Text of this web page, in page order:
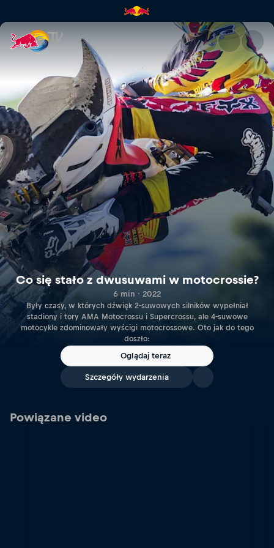
Co się stało z dwusuwami
Co się stało z dwusuwami w motocrossie?
6 min · 2022
Były czasy, w których dźwięk 2-suwowych silników wypełniał
stadiony i tory AMA Motocrossu i Supercrossu, ale 4-suwowe
motocykle zdominowały wyścigi motocrossowe. Oto jak do tego
doszło:
Oglądaj teraz
Szczegóły wydarzenia
Powiązane video